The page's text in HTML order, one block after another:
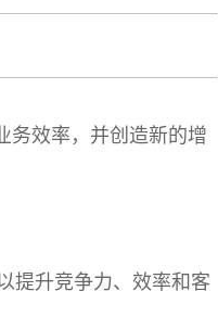
务效率，并创造新的增
提升竞争力、效率和客